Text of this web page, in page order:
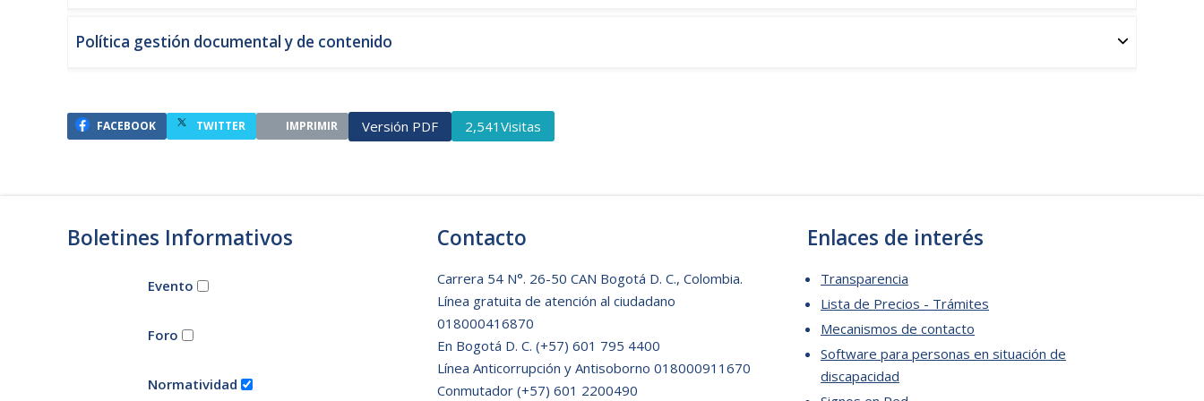
Política gestión documental y de contenido
FACEBOOK TWITTER IMPRIMIR Versión PDF 2,541 Visitas
Boletines Informativos
Evento
Foro
Normatividad
Contacto
Carrera 54 N°. 26-50 CAN Bogotá D. C., Colombia.
Línea gratuita de atención al ciudadano
018000416870
En Bogotá D. C. (+57) 601 795 4400
Línea Anticorrupción y Antisoborno 018000911670
Conmutador (+57) 601 2200490
Enlaces de interés
Transparencia
Lista de Precios - Trámites
Mecanismos de contacto
Software para personas en situación de
discapacidad